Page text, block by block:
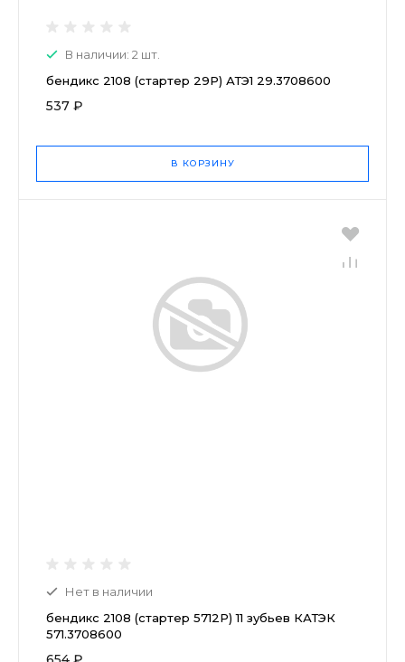
В наличии: 2 шт.
бендикс 2108 (стартер 29Р) АТЭ1 29.3708600
537 ₽
В КОРЗИНУ
Нет в наличии
бендикс 2108 (стартер 5712Р) 11 зубьев КАТЭК
571.3708600